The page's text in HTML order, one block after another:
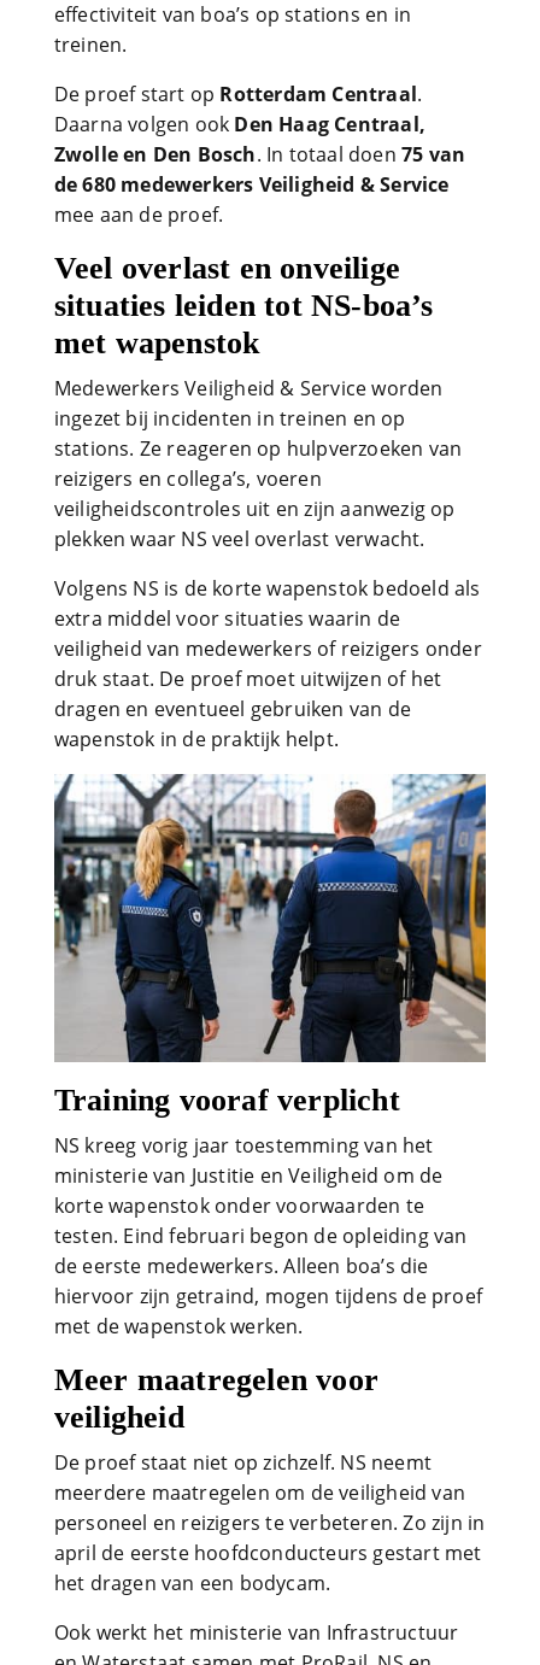
effectiviteit van boa’s op stations en in
treinen.
De proef start op Rotterdam Centraal.
Daarna volgen ook Den Haag Centraal,
Zwolle en Den Bosch. In totaal doen75 van
de 680 medewerkers Veiligheid & Service
mee aan de proef.
Veel overlast en onveilige
situaties leiden tot NS-boa’s
met wapenstok
Medewerkers Veiligheid & Service worden
ingezet bij incidenten in treinen en op
stations. Ze reageren op hulpverzoeken van
reizigers en collega’s, voeren
veiligheidscontroles uit en zijn aanwezig op
plekken waar NS veel overlast verwacht.
Volgens NS is de korte wapenstok bedoeld als
extra middel voor situaties waarin de
veiligheid van medewerkers of reizigers onder
druk staat. De proef moet uitwijzen of het
dragen en eventueel gebruiken van de
wapenstok in de praktijk helpt.
Training vooraf verplicht
NS kreeg vorig jaar toestemming van het
ministerie van Justitie en Veiligheid om de
korte wapenstok onder voorwaarden te
testen. Eind februari begon de opleiding van
de eerste medewerkers. Alleen boa’s die
hiervoor zijn getraind, mogen tijdens de proef
met de wapenstok werken.
Meer maatregelen voor
veiligheid
De proef staat niet op zichzelf. NS neemt
meerdere maatregelen om de veiligheid van
personeel en reizigers te verbeteren. Zo zijn in
april de eerste hoofdconducteurs gestart met
het dragen van een bodycam.
Ook werkt het ministerie van Infrastructuur